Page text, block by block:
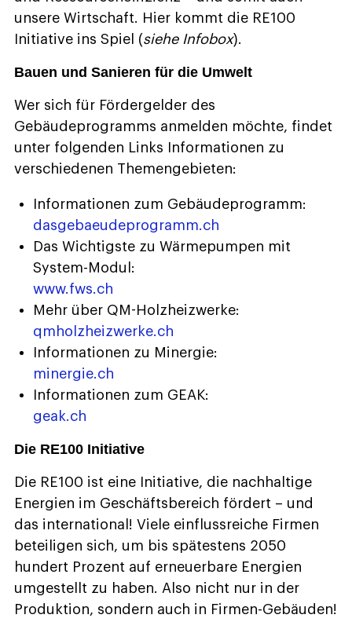
unsere Wirtschaft. Hier kommt die RE100
Initiative ins Spiel (siehe Infobox).
Bauen und Sanieren für die Umwelt
Wer sich für Fördergelder des
Gebäudeprogramms anmelden möchte, findet
unter folgenden Links Informationen zu
verschiedenen Themengebieten:
Informationen zum Gebäudeprogramm:
dasgebaeudeprogramm.ch
Das Wichtigste zu Wärmepumpen mit
System-Modul:
www.fws.ch
Mehr über QM-Holzheizwerke:
qmholzheizwerke.ch
Informationen zu Minergie:
minergie.ch
Informationen zum GEAK:
geak.ch
Die RE100 Initiative
Die RE100 ist eine Initiative, die nachhaltige
Energien im Geschäftsbereich fördert – und
das international! Viele einflussreiche Firmen
beteiligen sich, um bis spätestens 2050
hundert Prozent auf erneuerbare Energien
umgestellt zu haben. Also nicht nur in der
Produktion, sondern auch in Firmen-Gebäuden!